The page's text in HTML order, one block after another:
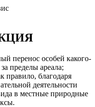
перенос особей какого-
пределы ареала;
правило, благодаря
деятельности
в местные природные